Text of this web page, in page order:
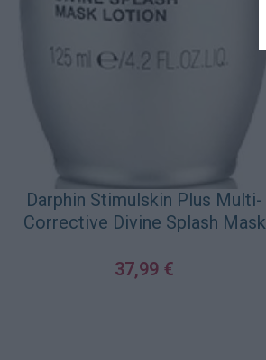
Darphin Stimulskin Plus Multi-
Corrective Divine Splash Mask
Lotion Bottle 125ml
37,99 €